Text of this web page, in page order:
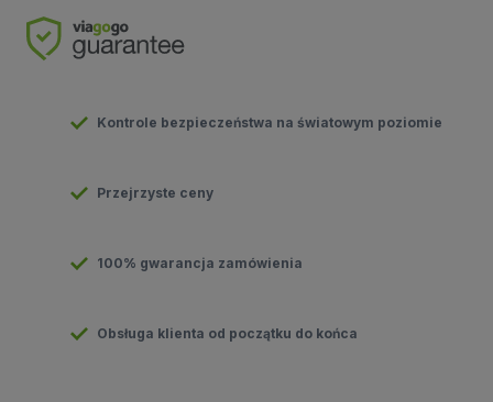
Kontrole bezpieczeństwa na światowym poziomie
Przejrzyste ceny
100% gwarancja zamówienia
Obsługa klienta od początku do końca